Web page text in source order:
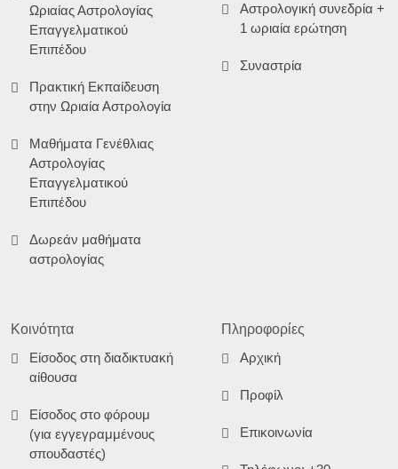
Ωριαίας Αστρολογίας
Επαγγελματικού
Επιπέδου
Πρακτική Εκπαίδευση
στην Ωριαία Αστρολογία
Μαθήματα Γενέθλιας
Αστρολογίας
Επαγγελματικού
Επιπέδου
Δωρεάν μαθήματα
αστρολογίας
Αστρολογική συνεδρία +
1 ωριαία ερώτηση
Συναστρία
Κοινότητα
Είσοδος στη διαδικτυακή
αίθουσα
Είσοδος στο φόρουμ
(για εγγεγραμμένους
σπουδαστές)
Πληροφορίες
Αρχική
Προφίλ
Επικοινωνία